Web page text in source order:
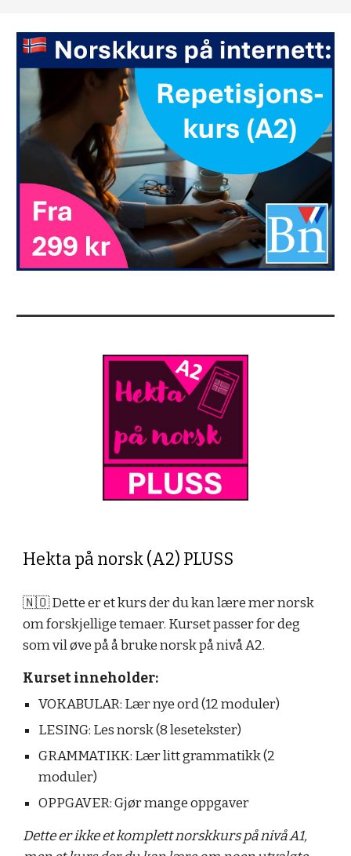
Hekta på norsk (A2) PLUSS
🇳🇴 Dette er et kurs der du kan lære mer norsk
om forskjellige temaer. Kurset passer for deg
som vil øve på å bruke norsk på nivå A2.
Kurset inneholder:
VOKABULAR: Lær nye ord (12 moduler)
LESING: Les norsk (8 lesetekster)
GRAMMATIKK: Lær litt grammatikk (2
moduler)
OPPGAVER: Gjør mange oppgaver
Dette er ikke et komplett norskkurs på nivå A1,